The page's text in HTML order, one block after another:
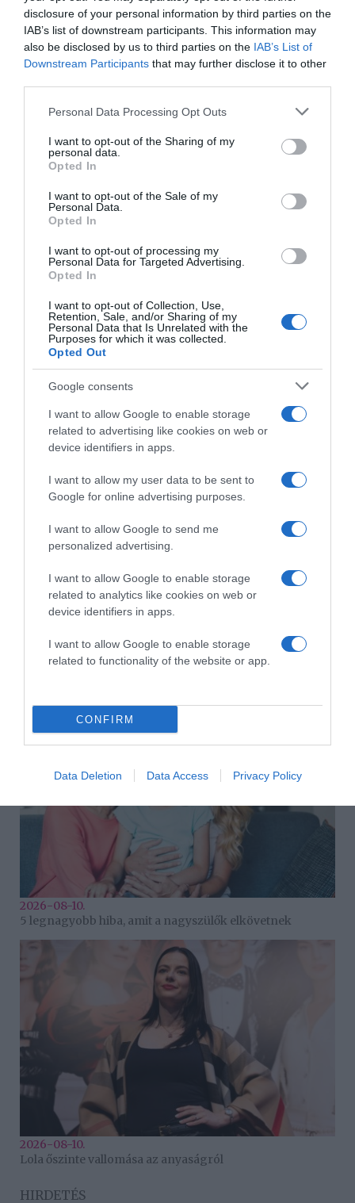
disclosure of your personal information by third parties on the
IAB’s list of downstream participants. This information may
also be disclosed by us to third parties on the IAB’s List of
Downstream Participants that may further disclose it to other
Please note that this website/app uses one or more Google
not limited to your visit or usage behaviour. You may click to
grant or deny consent to Google and its third-party tags to
use your data for below specified purposes in below Google
consent section.
Personal Data Processing Opt Outs
I want to opt-out of the Sharing of my
personal data.
Opted In
I want to opt-out of the Sale of my
Personal Data.
Opted In
I want to opt-out of processing my
Personal Data for Targeted Advertising.
Opted In
I want to opt-out of Collection, Use,
Retention, Sale, and/or Sharing of my
Personal Data that Is Unrelated with the
Purposes for which it was collected.
Opted Out
Google consents
I want to allow Google to enable storage
related to advertising like cookies on web or
device identifiers in apps.
I want to allow my user data to be sent to
Google for online advertising purposes.
I want to allow Google to send me
personalized advertising.
I want to allow Google to enable storage
related to analytics like cookies on web or
device identifiers in apps.
I want to allow Google to enable storage
related to functionality of the website or app.
CONFIRM
Data Deletion Data Access Privacy Policy
Facebook
Címkék: almaecet,immunrendszer,csodaszer,
Korábbi bejegyzések Következő bejegyzés
HASONLÓ BEJEGYZÉSEK
2026-08-10.
Hogyan keltsd fel a figyelmet a társkereső profiloddal?
2026-08-10.
2026-08-10.
5 legnagyobb hiba, amit a nagyszülők elkövetnek
2026-08-10.
Lola őszinte vallomása az anyaságról
HIRDETÉS